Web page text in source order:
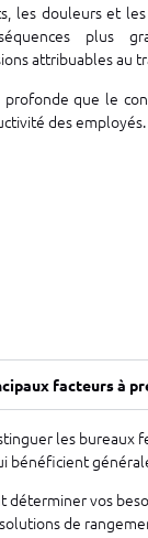
les douleurs et
plus
attribuables au
profonde que le
des employés.
facteurs à
les bureaux
bénéficient
vos
de